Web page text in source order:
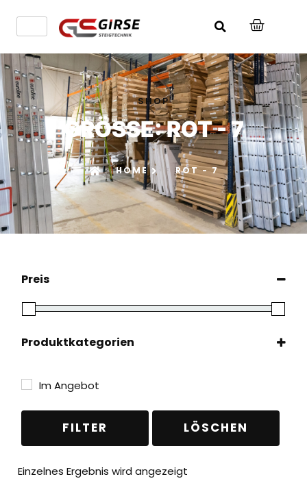
SHOP
GRÖSSE: ROT - 7
HOME ROT - 7
Preis
Produktkategorien
Spezialleitern
Dachleitern
Im Angebot
FILTER LÖSCHEN
Einzelnes Ergebnis wird angezeigt